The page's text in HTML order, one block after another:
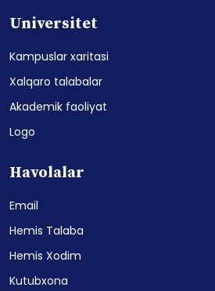
Universitet
Kampuslar xaritasi
Xalqaro talabalar
Akademik faoliyat
Logo
Havolalar
Email
Hemis Talaba
Hemis Xodim
Kutubxona